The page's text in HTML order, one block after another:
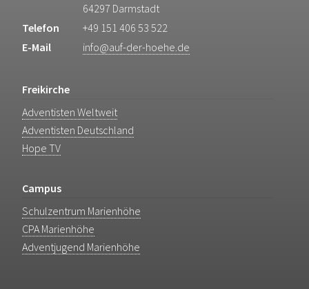
64297 Darmstadt
Telefon
+49 151 406 53 522
E-Mail
info@auf-der-hoehe.de
Freikirche
Adventisten Weltweit
Adventisten Deutschland
Hope TV
Campus
Schulzentrum Marienhöhe
CPA Marienhöhe
Adventjugend Marienhöhe